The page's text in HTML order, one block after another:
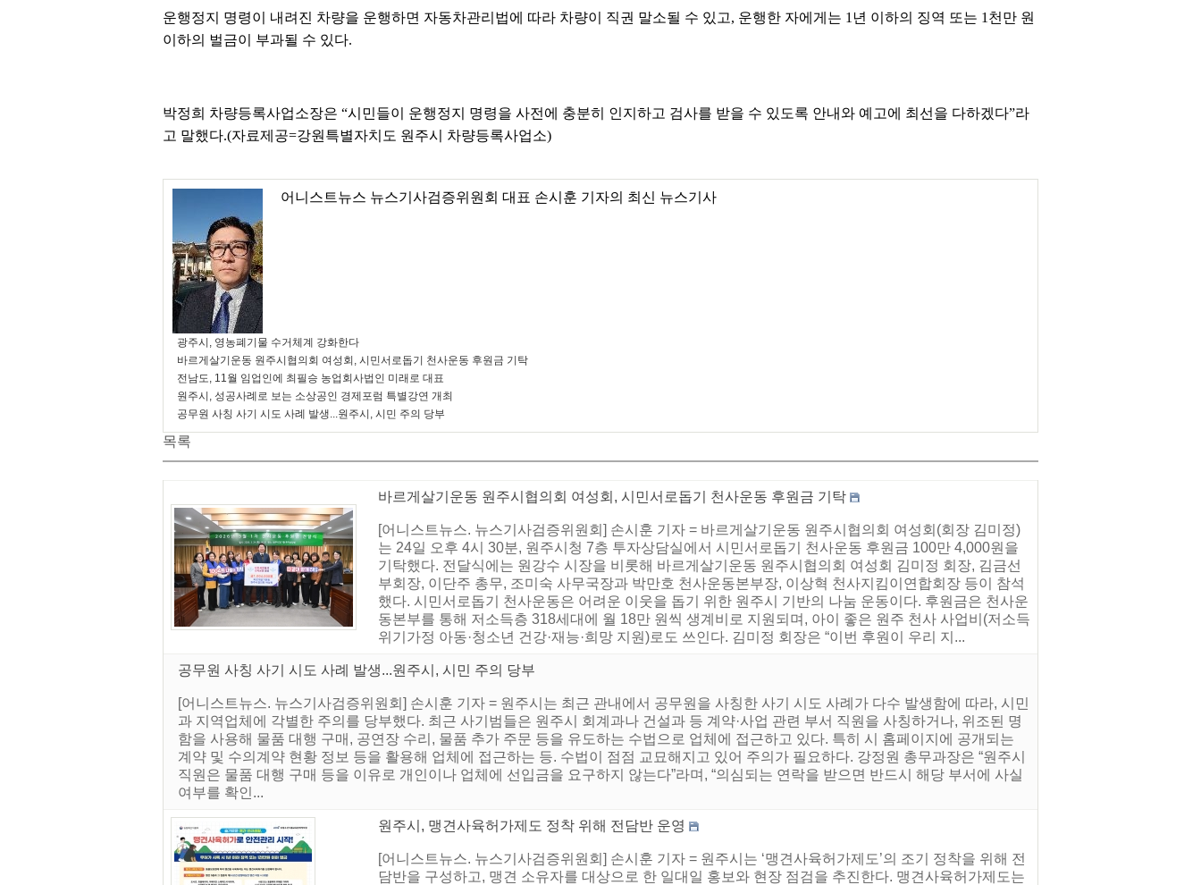
운행정지 명령이 내려진 차량을 운행하면 자동차관리법에 따라 차량이 직권 말소될 수 있고, 운행한 자에게는 1년 이하의 징역 또는 1천만 원
이하의 벌금이 부과될 수 있다.
박정희 차량등록사업소장은 “시민들이 운행정지 명령을 사전에 충분히 인지하고 검사를 받을 수 있도록 안내와 예고에 최선을 다하겠다”라
고 말했다.(자료제공=강원특별자치도 원주시 차량등록사업소)
어니스트뉴스 뉴스기사검증위원회 대표 손시훈 기자의 최신 뉴스기사
광주시, 영농폐기물 수거체계 강화한다
바르게살기운동 원주시협의회 여성회, 시민서로돕기 천사운동 후원금 기탁
전남도, 11월 임업인에 최필승 농업회사법인 미래로 대표
원주시, 성공사례로 보는 소상공인 경제포럼 특별강연 개최
공무원 사칭 사기 시도 사례 발생...원주시, 시민 주의 당부
목록
바르게살기운동 원주시협의회 여성회, 시민서로돕기 천사운동 후원금 기탁
[어니스트뉴스. 뉴스기사검증위원회] 손시훈 기자 = 바르게살기운동 원주시협의회 여성회(회장 김미정)
는 24일 오후 4시 30분, 원주시청 7층 투자상담실에서 시민서로돕기 천사운동 후원금 100만 4,000원을
기탁했다. 전달식에는 원강수 시장을 비롯해 바르게살기운동 원주시협의회 여성회 김미정 회장, 김금선
부회장, 이단주 총무, 조미숙 사무국장과 박만호 천사운동본부장, 이상혁 천사지킴이연합회장 등이 참석
했다. 시민서로돕기 천사운동은 어려운 이웃을 돕기 위한 원주시 기반의 나눔 운동이다. 후원금은 천사운
동본부를 통해 저소득층 318세대에 월 18만 원씩 생계비로 지원되며, 아이 좋은 원주 천사 사업비(저소득
위기가정 아동·청소년 건강·재능·희망 지원)로도 쓰인다. 김미정 회장은 “이번 후원이 우리 지...
공무원 사칭 사기 시도 사례 발생...원주시, 시민 주의 당부
[어니스트뉴스. 뉴스기사검증위원회] 손시훈 기자 = 원주시는 최근 관내에서 공무원을 사칭한 사기 시도 사례가 다수 발생함에 따라, 시민
과 지역업체에 각별한 주의를 당부했다. 최근 사기범들은 원주시 회계과나 건설과 등 계약·사업 관련 부서 직원을 사칭하거나, 위조된 명
함을 사용해 물품 대행 구매, 공연장 수리, 물품 추가 주문 등을 유도하는 수법으로 업체에 접근하고 있다. 특히 시 홈페이지에 공개되는
계약 및 수의계약 현황 정보 등을 활용해 업체에 접근하는 등. 수법이 점점 교묘해지고 있어 주의가 필요하다. 강정원 총무과장은 “원주시
직원은 물품 대행 구매 등을 이유로 개인이나 업체에 선입금을 요구하지 않는다”라며, “의심되는 연락을 받으면 반드시 해당 부서에 사실
여부를 확인...
원주시, 맹견사육허가제도 정착 위해 전담반 운영
[어니스트뉴스. 뉴스기사검증위원회] 손시훈 기자 = 원주시는 ‘맹견사육허가제도’의 조기 정착을 위해 전
담반을 구성하고, 맹견 소유자를 대상으로 한 일대일 홍보와 현장 점검을 추진한다. 맹견사육허가제도는